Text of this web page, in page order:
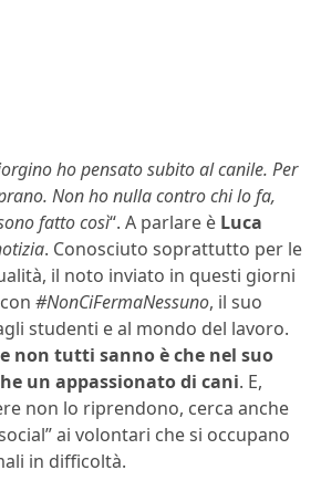
ho pensato subito al canile. Per
Non ho nulla contro chi lo fa,
fatto così“. A parlare è Luca
. Conosciuto soprattutto per le
il noto inviato in questi giorni
#NonCiFermaNessuno, il suo
studenti e al mondo del lavoro.
non tutti sanno è che nel suo
un appassionato di cani. E,
non lo riprendono, cerca anche
ai volontari che si occupano
in difficoltà.